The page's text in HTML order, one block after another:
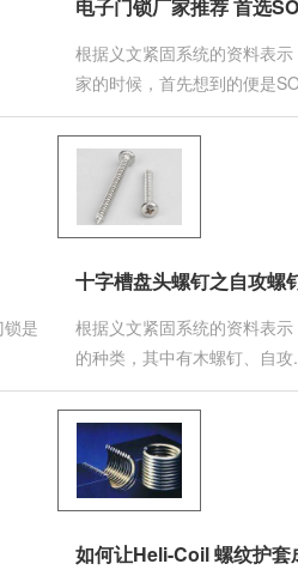
电子门锁厂家推荐 首选
根据义文紧固系统的资料表
家的时候，首先想到的便是
是
十字槽盘头螺钉之自攻螺
根据义文紧固系统的资料表
的种类，其中有木螺钉、自攻
如何让Heli-Coil 螺纹护套